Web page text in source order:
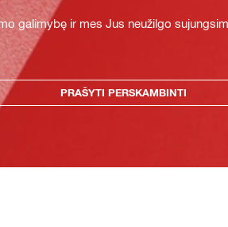
galimybę ir mes Jus neužilgo
PRAŠYTI PERSKAMBINTI